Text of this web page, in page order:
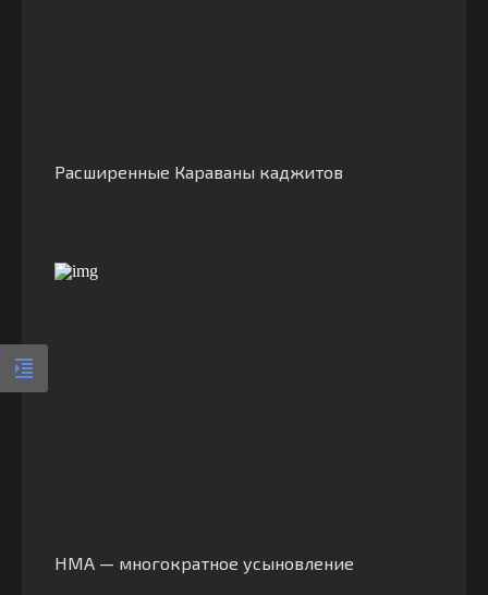
Расширенные Караваны каджитов
HMA — многократное усыновление